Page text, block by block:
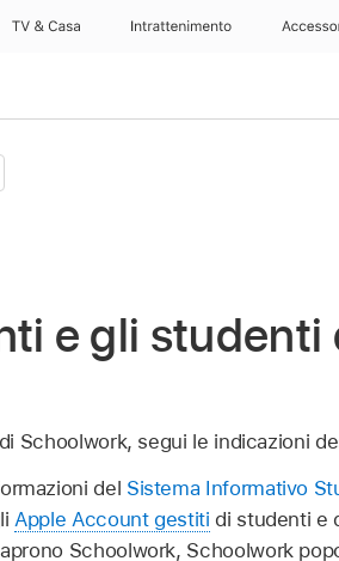
TV & Casa Intrattenimento
e gli studenti
Schoolwork, segui le indicazioni
del Sistema Informativo
Apple Account gestiti di studenti e
Schoolwork, Schoolwork